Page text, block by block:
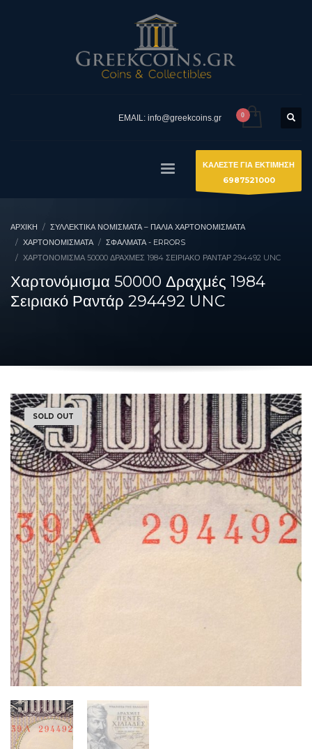
EMAIL: info@greekcoins.gr
ΚΑΛΕΣΤΕ ΓΙΑ ΕΚΤΙΜΗΣΗ
6987521000
ΑΡΧΙΚΉ
ΣΥΛΛΕΚΤΙΚΆ ΝΟΜΊΣΜΑΤΑ – ΠΑΛΙΆ ΧΑΡΤΟΝΟΜΊΣΜΑΤΑ
ΧΑΡΤΟΝΟΜΙΣΜΑΤΑ
ΣΦΆΛΜΑΤΑ - ERRORS
ΧΑΡΤΟΝΌΜΙΣΜΑ 50000 ΔΡΑΧΜΈΣ 1984 ΣΕΙΡΙΑΚΌ ΡΑΝΤΆΡ 294492 UNC
Χαρτονόμισμα 50000 Δραχμές 1984
Σειριακό Ραντάρ 294492 UNC
SOLD OUT